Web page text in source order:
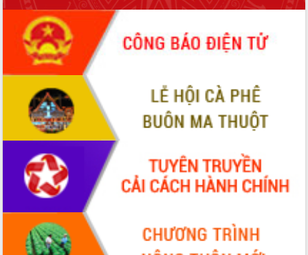
món ăn từ sầu riêng
Đắk Lắk công bố Quy hoạch và xúc
tiến đầu tư tỉnh
Ngành cá ngừ Đắk Lắk chủ động thích
ứng để giữ vững thị trường xuất khẩu
Diễn đàn Kinh tế tư nhân Việt Nam đột
phá cơ chế - Hợp tác công tư
Đề án 06 tạo bước ngoặt đột phá trong
cải cách hành chính tỉnh Đắk Lắk
Kết nối tour, đẩy mạnh chuyển đổi số
để phát triển du lịch Đắk Lắk
Khởi động Dự án Đầu tư xây dựng hạ
tầng kỹ thuật Cụm công nghiệp Tân
Gặp mặt các cơ quan báo chí nhân Kỷ
niệm 101 năm Ngày Báo chí Cách
mạng Việt Nam